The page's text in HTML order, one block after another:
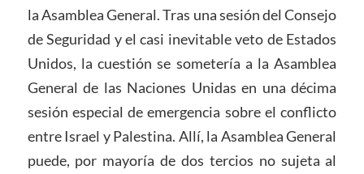
la Asamblea General. Tras una sesión del Consejo
de Seguridad y el casi inevitable veto de Estados
Unidos, la cuestión se sometería a la Asamblea
General de las Naciones Unidas en una décima
sesión especial de emergencia sobre el conflicto
entre Israel y Palestina. Allí, la Asamblea General
puede, por mayoría de dos tercios no sujeta al